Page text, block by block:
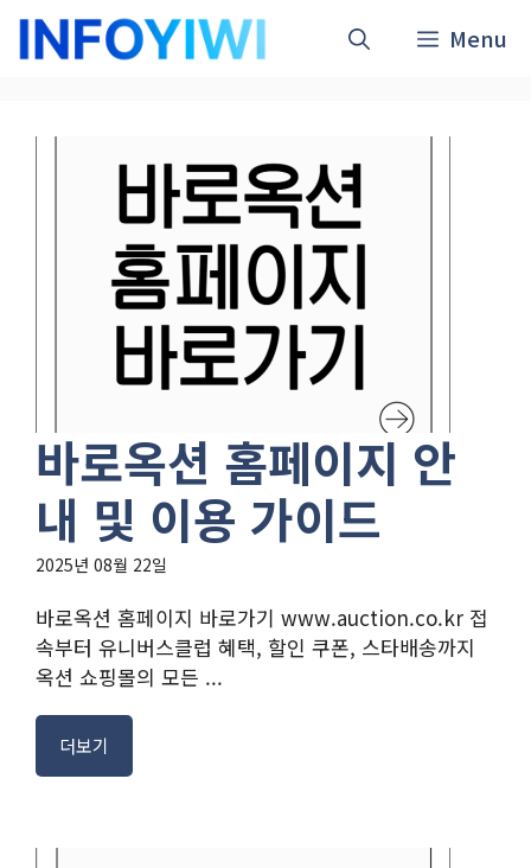
Menu
바로옥션 홈페이지 안
내 및 이용 가이드
2025년 08월 22일
바로옥션 홈페이지 바로가기 www.auction.co.kr 접
속부터 유니버스클럽 혜택, 할인 쿠폰, 스타배송까지
옥션 쇼핑몰의 모든 ...
더보기